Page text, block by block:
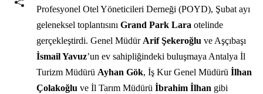
Profesyonel Otel Yöneticileri Derneği (POYD), Şubat ayı
geleneksel toplantısını Grand Park Lara otelinde
gerçekleştirdi. Genel Müdür Arif Şekeroğlu ve Aşçıbaşı
İsmail Yavuz’un ev sahipliğindeki buluşmaya Antalya İl
Turizm Müdürü Ayhan Gök, İş Kur Genel Müdürü İlhan
Çolakoğlu ve İl Tarım Müdürü İbrahim İlhan gibi